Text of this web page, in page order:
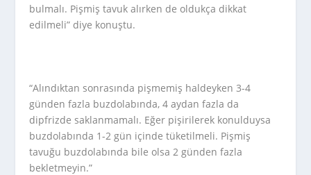
bulmalı. Pişmiş tavuk alırken de oldukça dikkat
edilmeli” diye konuştu.
“Alındıktan sonrasında pişmemiş haldeyken 3-4
günden fazla buzdolabında, 4 aydan fazla da
dipfrizde saklanmamalı. Eğer pişirilerek konulduysa
buzdolabında 1-2 gün içinde tüketilmeli. Pişmiş
tavuğu buzdolabında bile olsa 2 günden fazla
bekletmeyin.”